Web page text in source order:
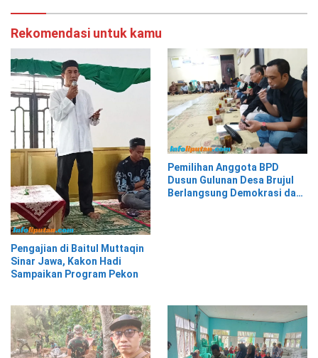
Rekomendasi untuk kamu
Pengajian di Baitul Muttaqin
Sinar Jawa, Kakon Hadi
Sampaikan Program Pekon
Pemilihan Anggota BPD
Dusun Gulunan Desa Brujul
Berlangsung Demokrasi dan